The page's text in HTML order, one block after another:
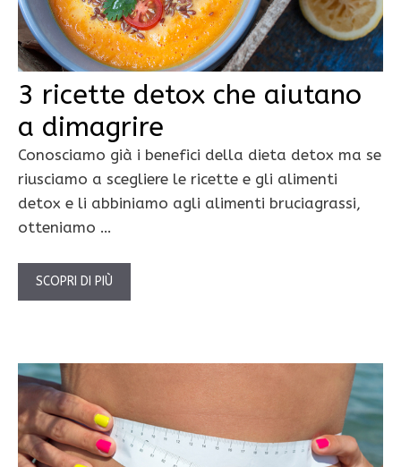
3 ricette detox che aiutano
a dimagrire
Conosciamo già i benefici della dieta detox ma se
riusciamo a scegliere le ricette e gli alimenti
detox e li abbiniamo agli alimenti bruciagrassi,
otteniamo …
SCOPRI DI PIÙ